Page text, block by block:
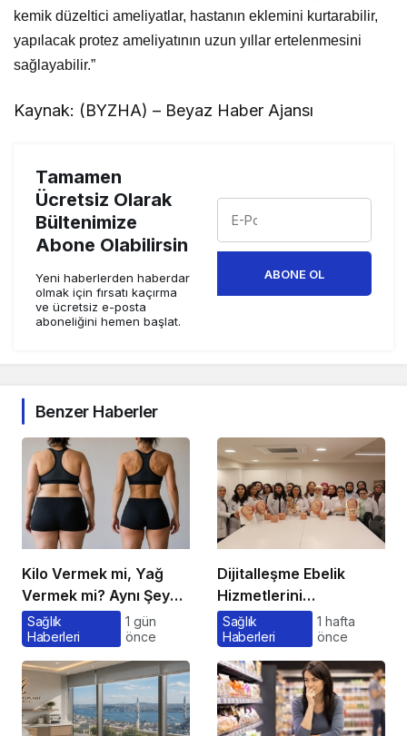
kemik düzeltici ameliyatlar, hastanın eklemini kurtarabilir,
yapılacak protez ameliyatının uzun yıllar ertelenmesini
sağlayabilir.”
Kaynak: (BYZHA) – Beyaz Haber Ajansı
Tamamen
Ücretsiz Olarak
Bültenimize
Abone Olabilirsin
Yeni haberlerden haberdar
olmak için fırsatı kaçırma
ve ücretsiz e-posta
aboneliğini hemen başlat.
ABONE OL
Benzer Haberler
Kilo Vermek mi, Yağ
Vermek mi? Aynı Şey
Sanıyoruz Ama Değil!
Sağlık
Haberleri
1 gün
önce
Dijitalleşme Ebelik
Hizmetlerini
Dönüştürüyor
Sağlık
Haberleri
1 hafta
önce